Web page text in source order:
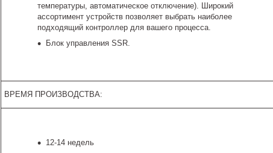
температуры, автоматическое отключение). Широкий
ассортимент устройств позволяет выбрать наиболее
подходящий контроллер для вашего процесса.
Блок управления SSR.
ВРЕМЯ ПРОИЗВОДСТВА:
12-14 недель